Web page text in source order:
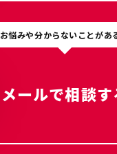
お悩みや分からないことがあ
メールで相談す